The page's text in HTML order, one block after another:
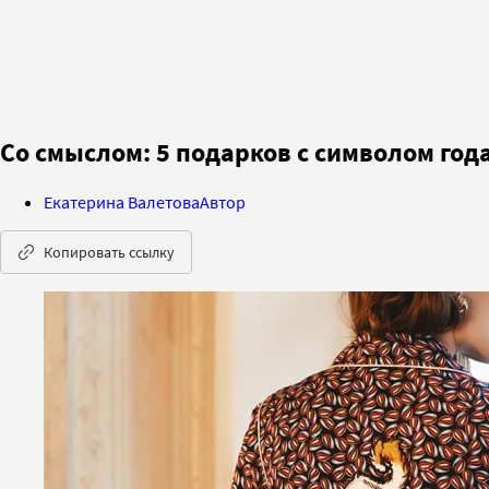
Со смыслом: 5 подарков с символом
Екатерина ВалетоваАвтор
Копировать ссылку